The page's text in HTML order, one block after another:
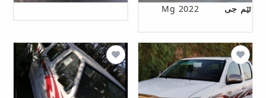
ئێم جی Mg 2022